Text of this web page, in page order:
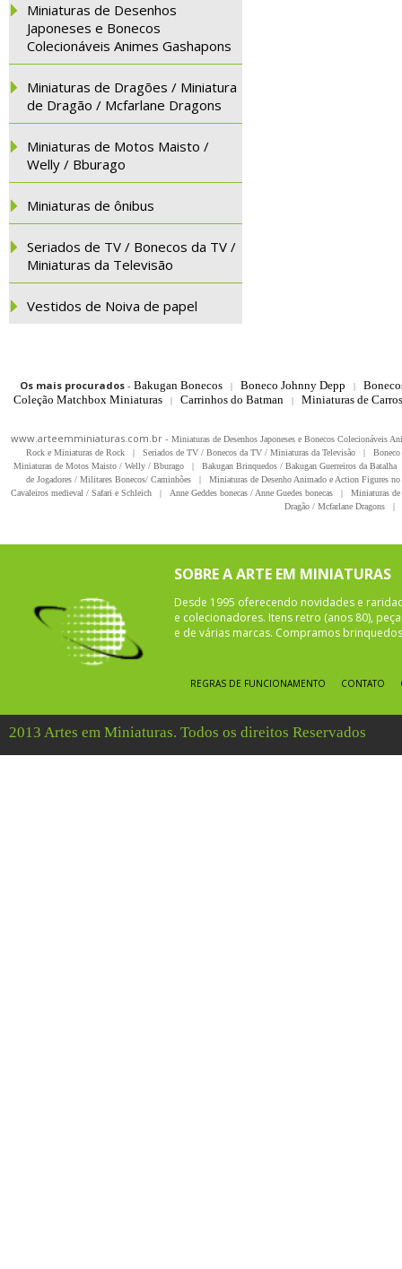
Miniaturas de Desenhos
Japoneses e Bonecos
Colecionáveis Animes Gashapons
Miniaturas de Dragões / Miniatura
de Dragão / Mcfarlane Dragons
Miniaturas de Motos Maisto /
Welly / Bburago
Miniaturas de ônibus
Seriados de TV / Bonecos da TV /
Miniaturas da Televisão
Vestidos de Noiva de papel
Os mais procurados- Bakugan Bonecos | Boneco Johnny Depp |
Coleção Matchbox Miniaturas
| Carrinhos do Batman | Miniaturas de
www.arteemminiaturas.com.br - Miniaturas de Desenhos Japoneses e Bonecos Colecionáveis
Rock e Miniaturas de Rock
| Seriados de TV / Bonecos da TV / Miniaturas da Televisão |
Miniaturas de Motos Maisto / Welly / Bburago
| Bakugan Brinquedos / Bakugan Guerreiros da Batalha
de Jogadores / Militares Bonecos/ Caminhões
|
Miniaturas de Desenho Animado e Action Figures
Cavaleiros medieval / Safari e Schleich
| Anne Geddes bonecas / Anne Guedes bonecas |
Miniaturas
Dragão / Mcfarlane Dragons
|
SOBRE A ARTE EM MINIATURAS
Desde 1995 oferecendo novidades e
e colecionadores. Itens retro (anos 80),
e de várias marcas. Compramos
REGRAS DE FUNCIONAMENTO CONTATO
2013 Artes em Miniaturas. Todos os direitos Reservados